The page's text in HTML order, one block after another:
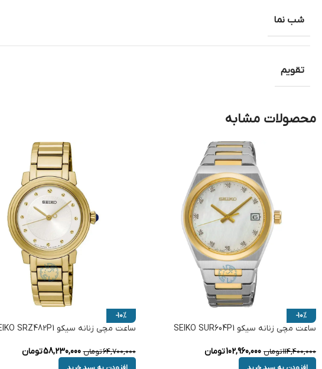
شب نما
تقویم
محصولات مشابه
-10%
ساعت مچی زنانه سیکو SEIKO SUR604P1
114,400,000تومان 102,960,000تومان
-10%
ساعت مچی زنانه سیکو SEIKO SRZ482P1
64,700,000تومان 58,230,000تومان